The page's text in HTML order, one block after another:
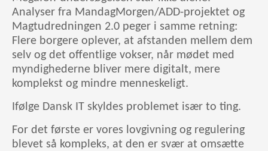
Analyser fra MandagMorgen/ADD-projektet og
Magtudredningen 2.0 peger i samme retning:
Flere borgere oplever, at afstanden mellem dem
selv og det offentlige vokser, når mødet med
myndighederne bliver mere digitalt, mere
komplekst og mindre menneskeligt.
Ifølge Dansk IT skyldes problemet især to ting.
For det første er vores lovgivning og regulering
blevet så kompleks, at den er svær at omsætte